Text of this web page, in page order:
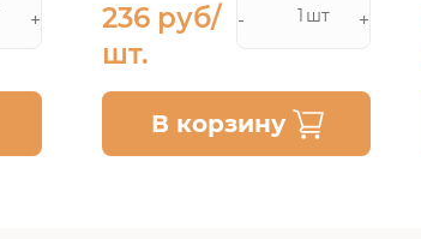
+
236 руб/
шт.
- шт +
В корзину